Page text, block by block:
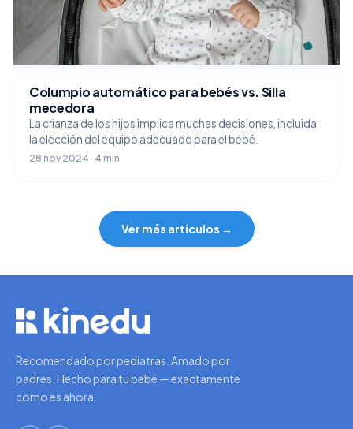
Columpio automático para bebés vs. Silla
mecedora
La crianza de los hijos implica muchas decisiones, incluida
la elección del equipo adecuado para el bebé.
28 nov 2024 · 4 min
Ver más artículos →
Recomendado por pediatras. Amado por
padres. Hecho para tu bebé — exactamente
como es ahora.